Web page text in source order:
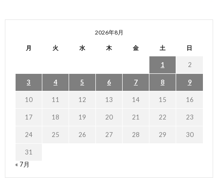
2026年8月
月 火 水 木 金 土 日
1 2
3 4 5 6 7 8 9
10 11 12 13 14 15 16
17 18 19 20 21 22 23
24 25 26 27 28 29 30
31
« 7月